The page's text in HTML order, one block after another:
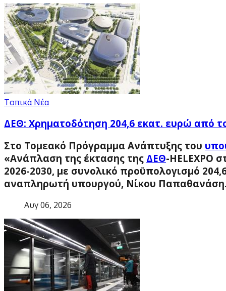
Τοπικά Νέα
ΔΕΘ: Χρηματοδότηση 204,6 εκατ. ευρώ από
Στο Τομεακό Πρόγραμμα Ανάπτυξης του
«Ανάπλαση της έκτασης της ΔΕΘ-HELEXPO
2026-2030, με συνολικό προϋπολογισμό
αναπληρωτή υπουργού, Νίκου
Αυγ 06, 2026